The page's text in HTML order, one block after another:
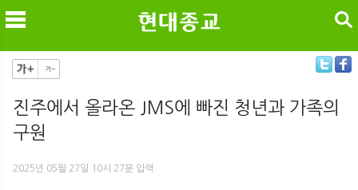
메
검색
진주에서 올라온 JMS에 빠진 청년과 가족의
구원
2025년 05월 27일 10시 27분 입력